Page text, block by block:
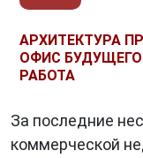
АРХИТЕКТУРА
ОФИС
РАБОТА
За последние
коммерческой